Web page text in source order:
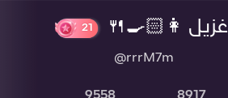
غزيل 👩🏻‍🍳🍴
@rrrM7m